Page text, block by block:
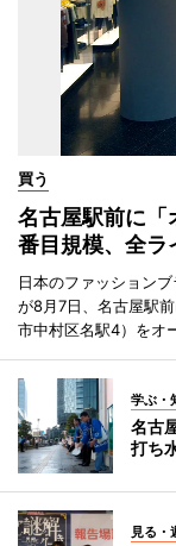
買う
名古屋駅前に
番目規模、全ラ
日本のファッション
が8月7日、名古屋駅
市中村区名駅4）をオ
学ぶ・
名古
打ち
見る・